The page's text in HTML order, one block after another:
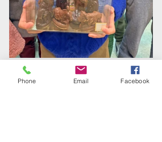
Phone Email Facebook